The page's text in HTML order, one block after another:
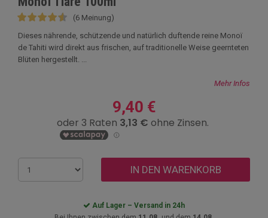
(6 Meinung)
Dieses nährende, schützende und natürlich duftende reine Monoï
de Tahiti wird direkt aus frischen, auf traditionelle Weise geernteten
Blüten hergestellt. ...
Mehr Infos
9,40 €
IN DEN WARENKORB
Auf Lager – Versand in 24h